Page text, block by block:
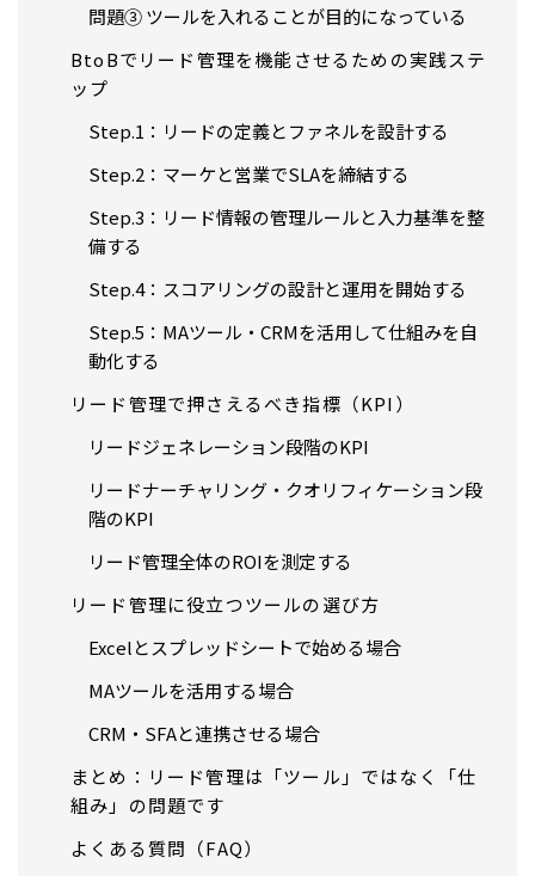
問題③ ツールを入れることが目的になっている
BtoBでリード管理を機能させるための実践ステ
ップ
Step.1：リードの定義とファネルを設計する
Step.2：マーケと営業でSLAを締結する
Step.3：リード情報の管理ルールと入力基準を整
備する
Step.4：スコアリングの設計と運用を開始する
Step.5：MAツール・CRMを活用して仕組みを自
動化する
リード管理で押さえるべき指標（KPI）
リードジェネレーション段階のKPI
リードナーチャリング・クオリフィケーション段
階のKPI
リード管理全体のROIを測定する
リード管理に役立つツールの選び方
Excelとスプレッドシートで始める場合
MAツールを活用する場合
CRM・SFAと連携させる場合
まとめ：リード管理は「ツール」ではなく「仕
組み」の問題です
よくある質問（FAQ）